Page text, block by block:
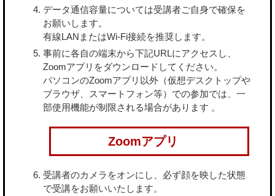
データ通信容量については受講者ご自身で確保を
お願いします。
有線LANまたはWi-Fi接続を推奨します。
事前に各自の端末から下記URLにアクセスし、
Zoomアプリをダウンロードしてください。
パソコンのZoomアプリ以外（仮想デスクトップや
ブラウザ、スマートフォン等）での参加では、一
部使用機能が制限される場合があります 。
Zoomアプリ
受講者のカメラをオンにし、必ず顔を映した状態
で受講をお願いいたします。